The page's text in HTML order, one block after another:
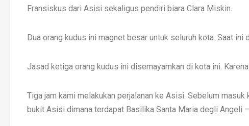
Fransiskus dari Asisi sekaligus pendiri biara Clara Miskin.
Dua orang kudus ini magnet besar untuk seluruh kota. Saat
Jasad ketiga orang kudus ini disemayamkan di kota ini.
Tiga jam kami melakukan perjalanan ke Asisi. Sebelum
bukit Asisi dimana terdapat Basilika Santa Maria degli Angeli